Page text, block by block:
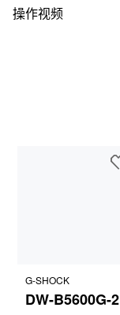
操作视频
G-SHOCK
DW-B5600G-2